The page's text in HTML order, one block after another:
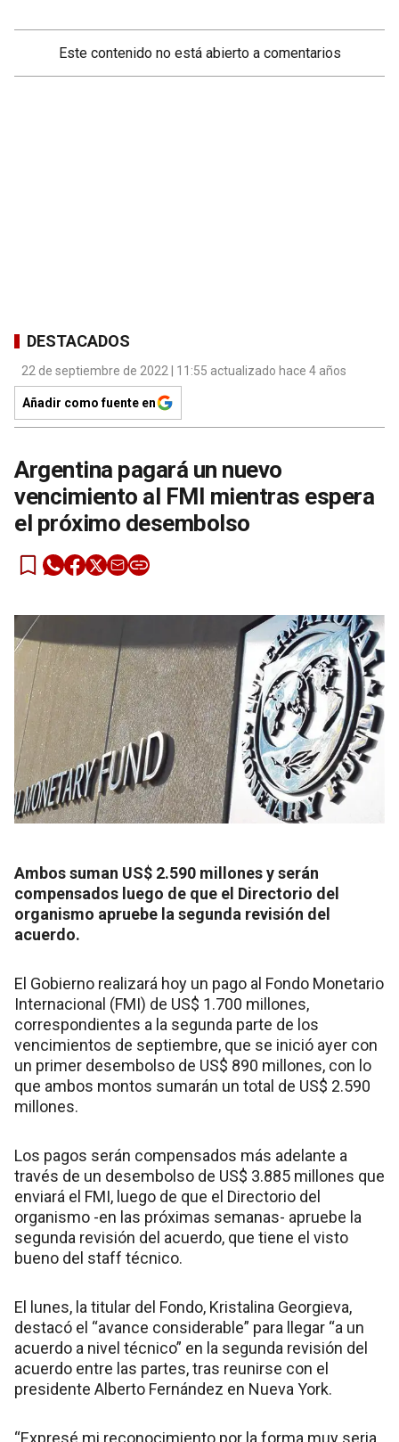
Este contenido no está abierto a comentarios
DESTACADOS
22 de septiembre de 2022 | 11:55 actualizado hace 4 años
Añadir como fuente en
Argentina pagará un nuevo
vencimiento al FMI mientras espera
el próximo desembolso
Ambos suman US$ 2.590 millones y serán
compensados luego de que el Directorio del
organismo apruebe la segunda revisión del
acuerdo.
El Gobierno realizará hoy un pago al Fondo Monetario
Internacional (FMI) de US$ 1.700 millones,
correspondientes a la segunda parte de los
vencimientos de septiembre, que se inició ayer con
un primer desembolso de US$ 890 millones, con lo
que ambos montos sumarán un total de US$ 2.590
millones.
Los pagos serán compensados más adelante a
través de un desembolso de US$ 3.885 millones que
enviará el FMI, luego de que el Directorio del
organismo -en las próximas semanas- apruebe la
segunda revisión del acuerdo, que tiene el visto
bueno del staff técnico.
El lunes, la titular del Fondo, Kristalina Georgieva,
destacó el “avance considerable” para llegar “a un
acuerdo a nivel técnico” en la segunda revisión del
acuerdo entre las partes, tras reunirse con el
presidente Alberto Fernández en Nueva York.
“Expresé mi reconocimiento por la forma muy seria